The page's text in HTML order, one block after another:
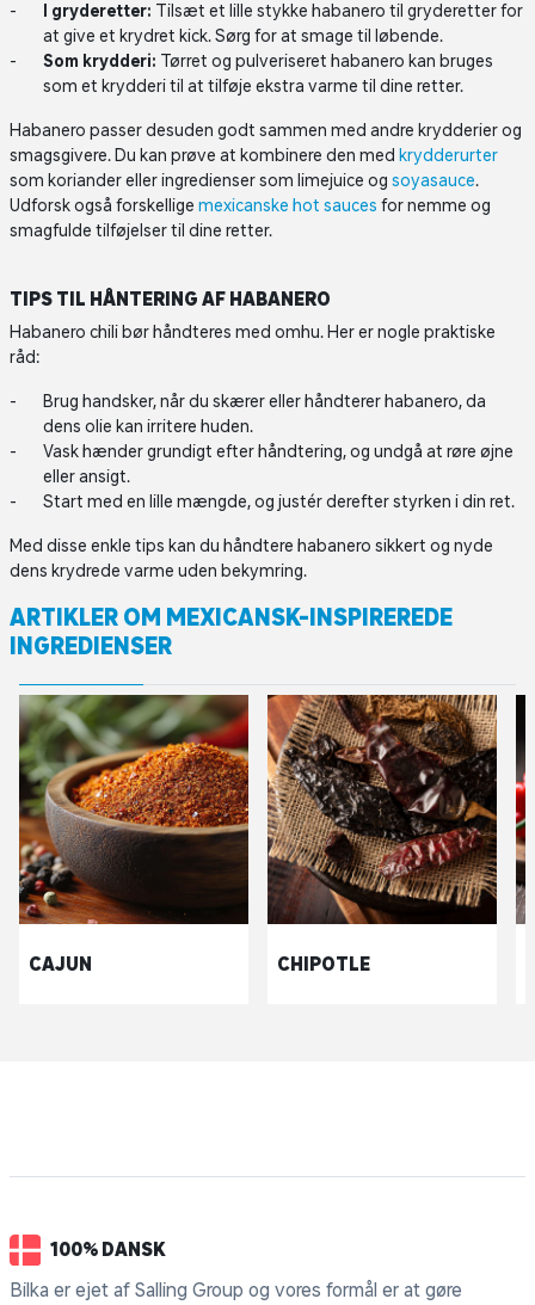
I gryderetter: Tilsæt et lille stykke habanero til gryderetter for
at give et krydret kick. Sørg for at smage til løbende.
Som krydderi: Tørret og pulveriseret habanero kan bruges
som et krydderi til at tilføje ekstra varme til dine retter.
Habanero passer desuden godt sammen med andre krydderier og
smagsgivere. Du kan prøve at kombinere den med krydderurter
som koriander eller ingredienser som limejuice og soyasauce.
Udforsk også forskellige mexicanske hot sauces for nemme og
smagfulde tilføjelser til dine retter.
TIPS TIL HÅNTERING AF HABANERO
Habanero chili bør håndteres med omhu. Her er nogle praktiske
råd:
Brug handsker, når du skærer eller håndterer habanero, da
dens olie kan irritere huden.
Vask hænder grundigt efter håndtering, og undgå at røre øjne
eller ansigt.
Start med en lille mængde, og justér derefter styrken i din ret.
Med disse enkle tips kan du håndtere habanero sikkert og nyde
dens krydrede varme uden bekymring.
ARTIKLER OM MEXICANSK-INSPIREREDE
INGREDIENSER
CAJUN CHIPOTLE
100% DANSK
Bilka er ejet af Salling Group og vores formål er at gøre